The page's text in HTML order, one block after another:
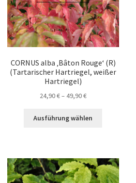
CORNUS alba ‚Bâton Rouge‘ (R)
(Tartarischer Hartriegel, weißer
Hartriegel)
24,90€– 49,90€Preisspanne:
bis
Ausführung wählen
Varianten
auf.
Die